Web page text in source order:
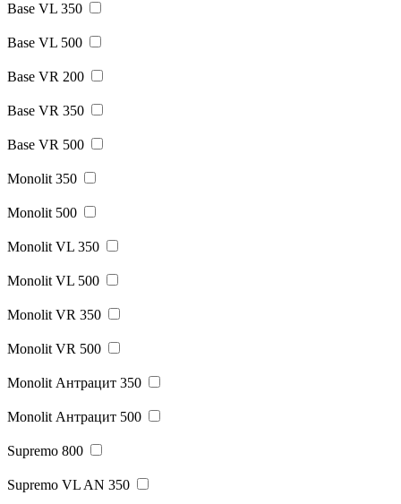
Base VL 350
Base VL 500
Base VR 200
Base VR 350
Base VR 500
Monolit 350
Monolit 500
Monolit VL 350
Monolit VL 500
Monolit VR 350
Monolit VR 500
Monolit Антрацит 350
Monolit Антрацит 500
Supremo 800
Supremo VL AN 350